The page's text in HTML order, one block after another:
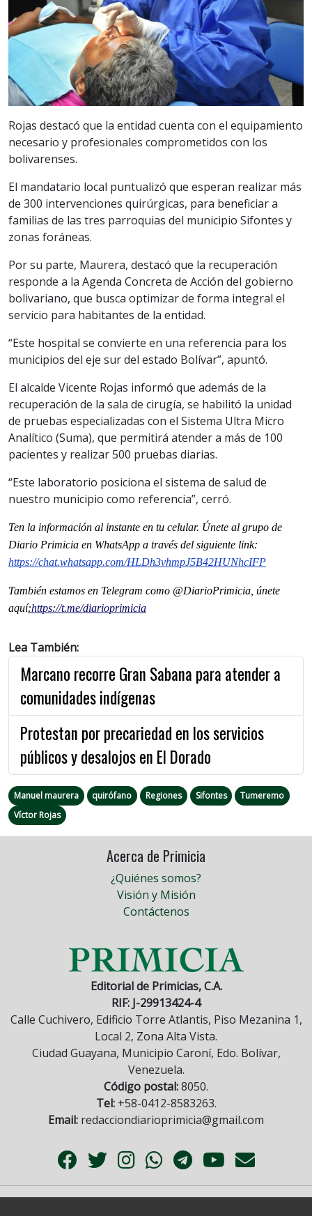
Rojas destacó que la entidad cuenta con el equipamiento
necesario y profesionales comprometidos con los
bolivarenses.
El mandatario local puntualizó que esperan realizar más
de 300 intervenciones quirúrgicas, para beneficiar a
familias de las tres parroquias del municipio Sifontes y
zonas foráneas.
Por su parte, Maurera, destacó que la recuperación
responde a la Agenda Concreta de Acción del gobierno
bolivariano, que busca optimizar de forma integral el
servicio para habitantes de la entidad.
“Este hospital se convierte en una referencia para los
municipios del eje sur del estado Bolívar”, apuntó.
El alcalde Vicente Rojas informó que además de la
recuperación de la sala de cirugía, se habilitó la unidad
de pruebas especializadas con el Sistema Ultra Micro
Analítico (Suma), que permitirá atender a más de 100
pacientes y realizar 500 pruebas diarias.
“Este laboratorio posiciona el sistema de salud de
nuestro municipio como referencia”, cerró.
Ten la información al instante en tu celular. Únete al grupo de
Diario Primicia en WhatsApp a través del siguiente link:
https://chat.whatsapp.com/HLDh3vhmpJ5B42HUNhcIFP
También estamos en Telegram como @DiarioPrimicia, únete
aquí:https://t.me/diarioprimicia
Lea También:
Marcano recorre Gran Sabana para atender a
comunidades indígenas
Protestan por precariedad en los servicios
públicos y desalojos en El Dorado
Manuel maurera quirófano Regiones Sifontes
Tumeremo
Víctor Rojas
Acerca de Primicia
¿Quiénes somos?
Visión y Misión
Contáctenos
Editorial de Primicias, C.A.
RIF: J-29913424-4
Calle Cuchivero, Edificio Torre Atlantis, Piso Mezanina 1,
Local 2, Zona Alta Vista.
Ciudad Guayana, Municipio Caroní, Edo. Bolívar,
Venezuela.
Código postal:8050.
Tel:+58-0412-8583263.
Email: redacciondiarioprimicia@gmail.com